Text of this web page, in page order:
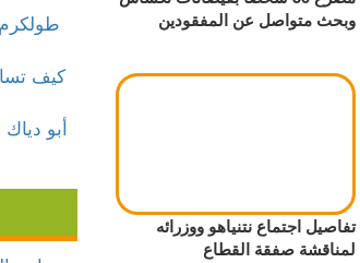
وبحث متواصل عن المفقودين
تفاصيل اجتماع نتنياهو ووزرائه
لمناقشة صفقة القطاع